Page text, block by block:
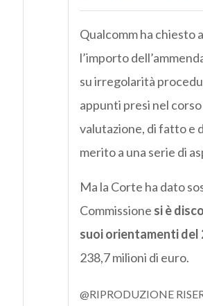
Qualcomm ha chiesto
l’importo
su irregolarità
appunti presi nel
valutazione, di fatto e
merito a una serie di
Ma la Corte ha dato
Commissione si è
suoi orientamenti del
238,7 milioni di euro.
@RIPRODUZIONE